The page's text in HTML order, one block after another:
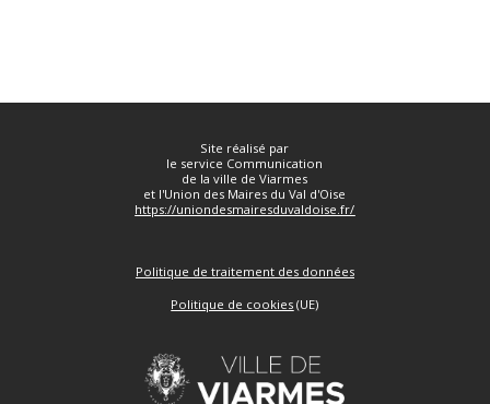
Site réalisé par
le service Communication
de la ville de Viarmes
et l'Union des Maires du Val d'Oise
https://uniondesmairesduvaldoise.fr/
Politique de traitement des données
Politique de cookies (UE)